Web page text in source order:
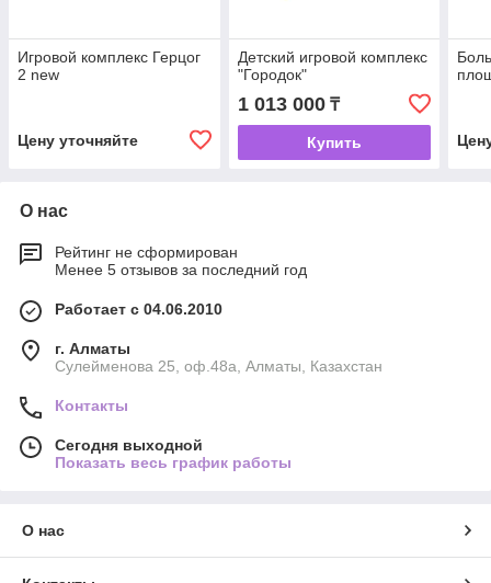
Игровой комплекс Герцог
2 new
Цену уточняйте
Детский игровой комплекс
"Городок"
1 013 000₸
Купить
О нас
Рейтинг не сформирован
Менее 5 отзывов за последний год
Работает с 04.06.2010
г. Алматы
Сулейменова 25, оф.48а, Алматы, Казахстан
Контакты
Сегодня выходной
Показать весь график работы
О нас